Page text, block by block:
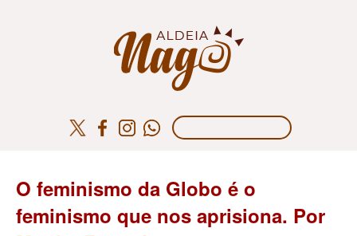
O feminismo da Globo é o
feminismo que nos aprisiona. Por